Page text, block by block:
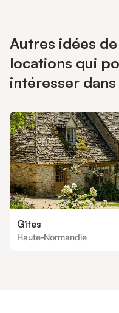
Autres idées
locations qui
intéresser
Gîtes
Haute-Normandie